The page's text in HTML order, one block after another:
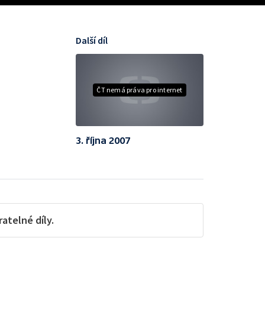
ČT nemá práva pro internet
Další díl
3. října 2007
díly.